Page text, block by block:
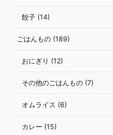
餃子 (14)
ごはんもの (189)
おにぎり (12)
その他のごはんもの (7)
オムライス (6)
カレー (15)